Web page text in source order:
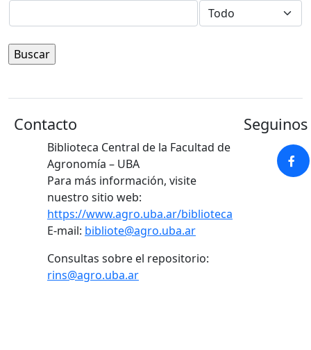
Contacto
Biblioteca Central de la Facultad de
Agronomía – UBA
Para más información, visite
nuestro sitio web:
https://www.agro.uba.ar/biblioteca
E-mail: bibliote@agro.uba.ar
Consultas sobre el repositorio:
rins@agro.uba.ar